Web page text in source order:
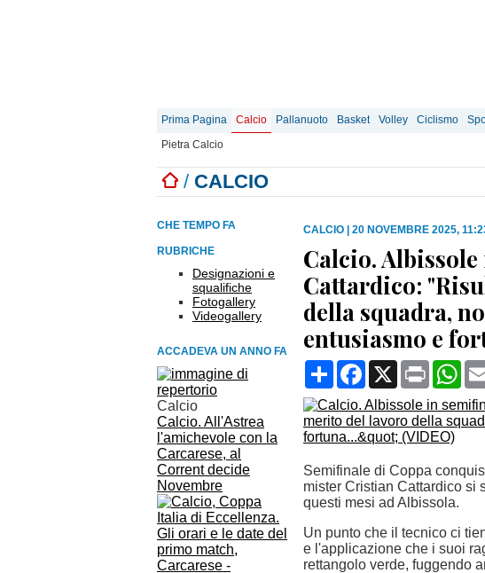
Prima Pagina Calcio Pallanuoto Basket Volley Ciclismo
Pietra Calcio
/ CALCIO
CHE TEMPO FA
RUBRICHE
Designazioni e
squalifiche
Fotogallery
Videogallery
ACCADEVA UN ANNO FA
Calcio
Calcio. All'Astrea
l'amichevole con la
Carcarese, al
Corrent decide
Novembre
CALCIO 20 NOVEMBRE 2025,
Calcio.
Cattardico:
della squadra,
entusiasmo e
CondividiFacebook
X Print
Semifinale di Coppa
mister Cristian Cattardico si
questi mesi ad Albissola.
Un punto che il tecnico ci
e l'applicazione che i suoi
rettangolo verde, fuggendo